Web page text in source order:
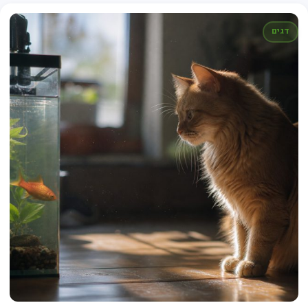
דגים